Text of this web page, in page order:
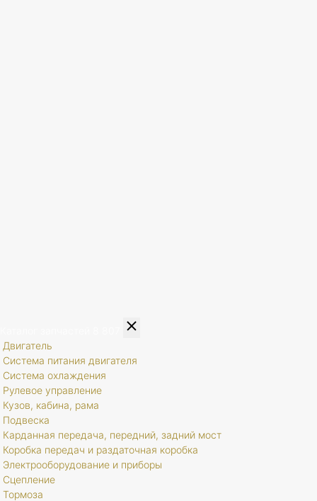
Двигатель
Система питания двигателя
Система охлаждения
Рулевое управление
Кузов, кабина, рама
Подвеска
Карданная передача, передний, задний мост
Коробка передач и раздаточная коробка
Электрооборудование и приборы
Сцепление
Тормоза